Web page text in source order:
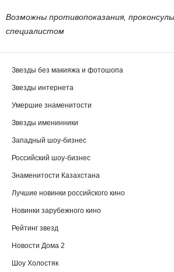
Возможны противопоказания,
специалистом
Звезды без макияжа и фотошопа
Звезды интернета
Умершие знаменитости
Звезды именинники
Западный шоу-бизнес
Российский шоу-бизнес
Знаменитости Казахстана
Лучшие новинки российского кино
Новинки зарубежного кино
Рейтинг звезд
Новости Дома 2
Шоу Холостяк